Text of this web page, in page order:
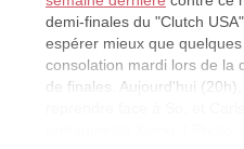
demi-finales du "Clutch
espérer mieux que
consolation mardi lors de la
de finales. Aujourd'hui